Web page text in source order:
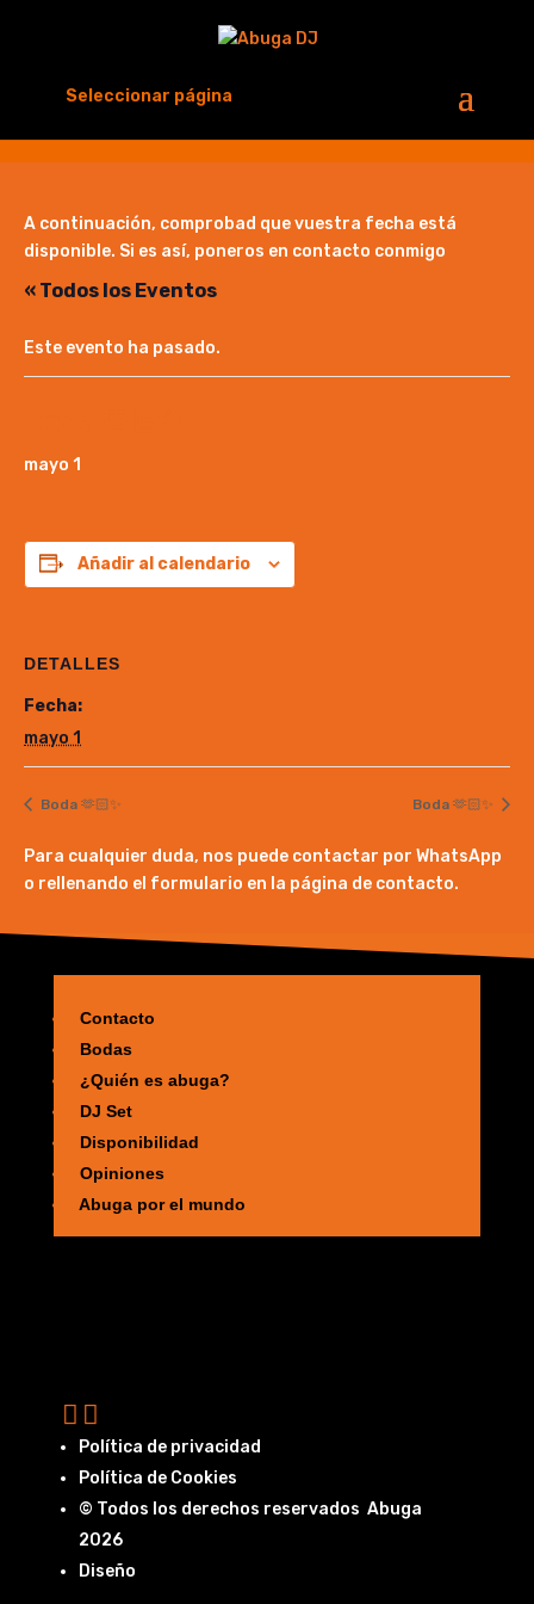
Seleccionar página
A continuación, comprobad que vuestra fecha está
disponible. Si es así, poneros en contacto conmigo
« Todos los Eventos
Este evento ha pasado.
mayo 1
Añadir al calendario
DETALLES
Fecha:
mayo 1
Boda 🫶🏻✨ Boda 🫶🏻✨
Para cualquier duda, nos puede contactar por WhatsApp
o rellenando el formulario en la página de contacto.
Contacto
Bodas
¿Quién es abuga?
DJ Set
Disponibilidad
Opiniones
Abuga por el mundo
Política de privacidad
Política de Cookies
© Todos los derechos reservados Abuga
2026
Diseño